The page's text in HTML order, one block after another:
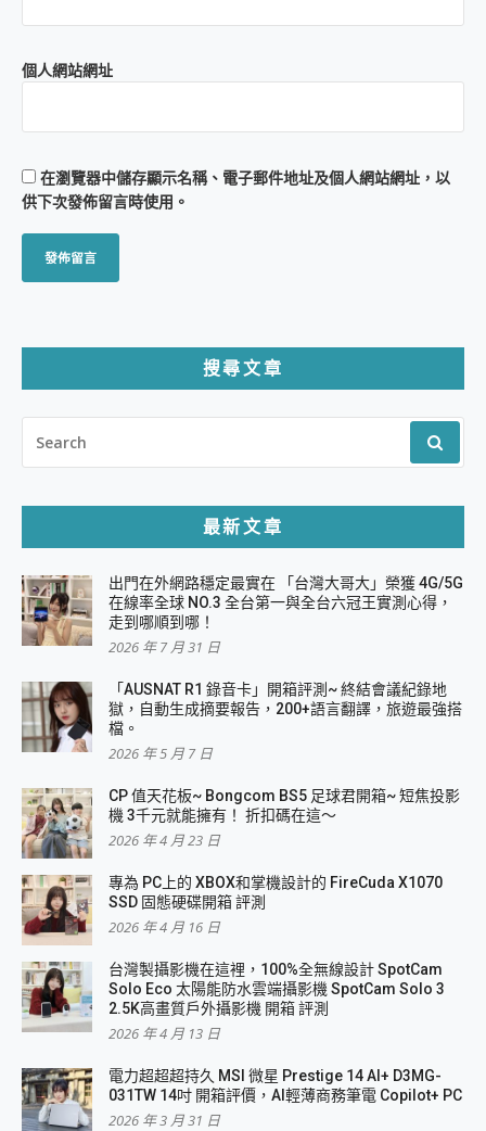
個人網站網址
在瀏覽器中儲存顯示名稱、電子郵件地址及個人網站網址，以
供下次發佈留言時使用。
搜尋文章
FOR:
最新文章
出門在外網路穩定最實在 「台灣大哥大」榮獲 4G/5G
在線率全球 NO.3 全台第一與全台六冠王實測心得，
走到哪順到哪！
2026 年 7 月 31 日
「AUSNAT R1 錄音卡」開箱評測~ 終結會議紀錄地
獄，自動生成摘要報告，200+語言翻譯，旅遊最強搭
檔。
2026 年 5 月 7 日
CP 值天花板~ Bongcom BS5 足球君開箱~ 短焦投影
機 3千元就能擁有！ 折扣碼在這～
2026 年 4 月 23 日
專為 PC上的 XBOX和掌機設計的 FireCuda X1070
SSD 固態硬碟開箱 評測
2026 年 4 月 16 日
台灣製攝影機在這裡，100%全無線設計 SpotCam
Solo Eco 太陽能防水雲端攝影機 SpotCam Solo 3
2.5K高畫質戶外攝影機 開箱 評測
2026 年 4 月 13 日
電力超超超持久 MSI 微星 Prestige 14 AI+ D3MG-
031TW 14吋 開箱評價，AI輕薄商務筆電 Copilot+ PC
2026 年 3 月 31 日